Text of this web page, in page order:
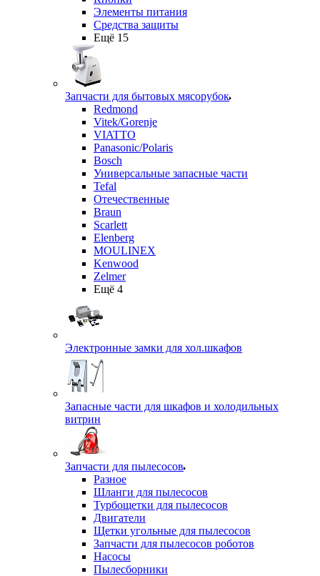
Элементы питания
Средства защиты
Ещё 15
Запчасти для бытовых мясорубок
Redmond
Vitek/Gorenje
VIATTO
Panasonic/Polaris
Bosch
Универсальные запасные части
Tefal
Отечественные
Braun
Scarlett
Elenberg
MOULINEX
Kenwood
Zelmer
Ещё 4
Электронные замки для хол.шкафов
Запасные части для шкафов и холодильных
витрин
Запчасти для пылесосов
Разное
Шланги для пылесосов
Турбощетки для пылесосов
Двигатели
Щетки угольные для пылесосов
Запчасти для пылесосов роботов
Насосы
Пылесборники